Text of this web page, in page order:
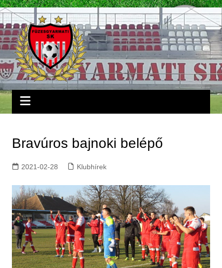
Skip
to
content
Bravúros bajnoki belépő
2021-02-28 Klubhírek